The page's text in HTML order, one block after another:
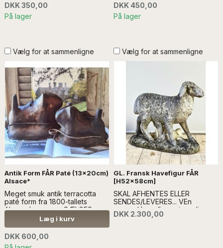
DKK 350,00
På lager
DKK 450,00
På lager
Vælg for at sammenligne
Antik Form FÅR Paté (13x20cm)
Alsace*
Meget smuk antik terracotta
paté form fra 1800-tallets
Alsace..Læs mere SÆLGES
UDEN ANDEN DEKORATION
Læg i kurv
DKK 600,00
Vælg for at sammenligne
GL. Fransk Havefigur FÅR
[H52x58cm]
SKAL AFHENTES ELLER
SENDES/LEVERES... VEn
gammel havefigur giver din
have personlighed. Det fine får
DKK 2.300,00